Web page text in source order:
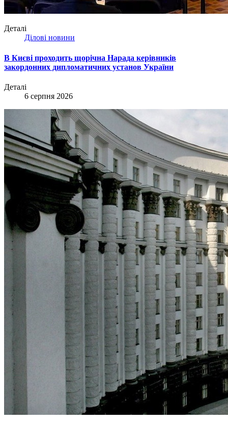
Деталі
Ділові новини
В Києві проходить щорічна Нарада керівників
закордонних дипломатичних установ України
Деталі
6 серпня 2026